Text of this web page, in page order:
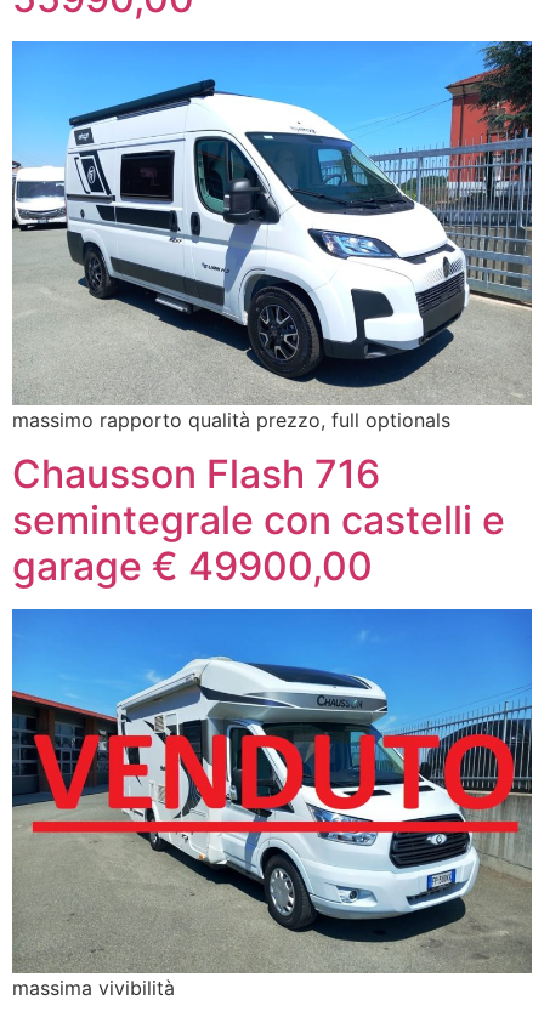
massimo rapporto qualità prezzo, full optionals
Chausson Flash 716
semintegrale con castelli e
garage € 49900,00
massima vivibilità